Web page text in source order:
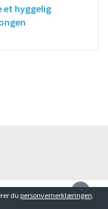
et hyggelig
du personvernerklæringen.